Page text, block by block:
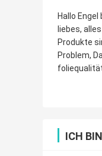
Hallo
liebes,
Produkte
Problem,
ICH